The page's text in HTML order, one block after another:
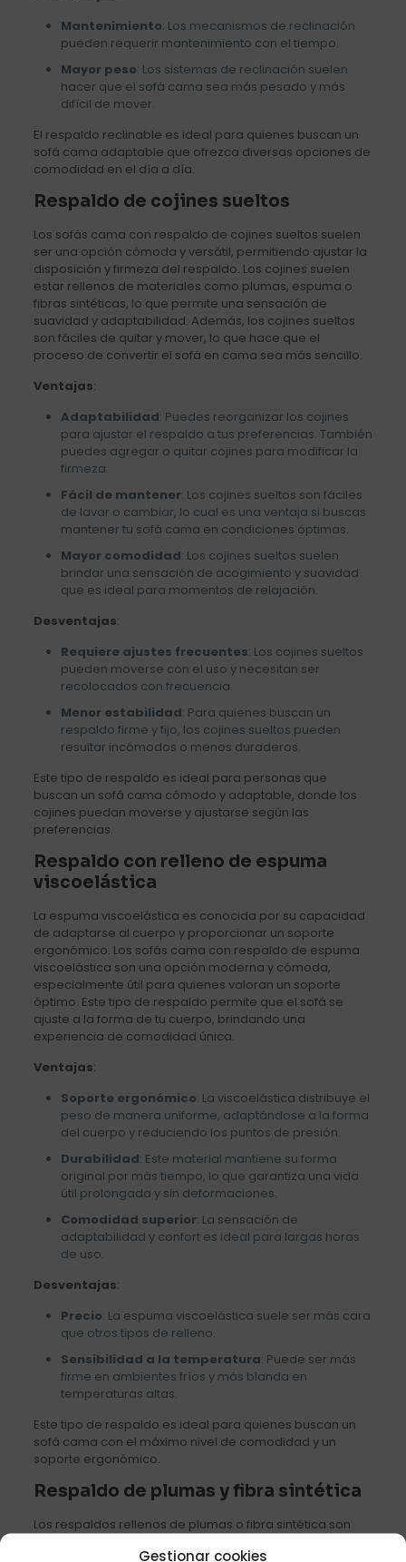
Gestionar cookies
Mantenimiento: Los mecanismos de reclinación
pueden requerir mantenimiento con el tiempo.
Mayor peso: Los sistemas de reclinación suelen
hacer que el sofá cama sea más pesado y más
difícil de mover.
El respaldo reclinable es ideal para quienes buscan un
sofá cama adaptable que ofrezca diversas opciones de
comodidad en el día a día.
Respaldo de cojines sueltos
Los sofás cama con respaldo de cojines sueltos suelen
ser una opción cómoda y versátil, permitiendo ajustar la
disposición y firmeza del respaldo. Los cojines suelen
estar rellenos de materiales como plumas, espuma o
fibras sintéticas, lo que permite una sensación de
suavidad y adaptabilidad. Además, los cojines sueltos
son fáciles de quitar y mover, lo que hace que el
proceso de convertir el sofá en cama sea más sencillo.
Ventajas:
Adaptabilidad: Puedes reorganizar los cojines
para ajustar el respaldo a tus preferencias. También
puedes agregar o quitar cojines para modificar la
firmeza.
Fácil de mantener: Los cojines sueltos son fáciles
de lavar o cambiar, lo cual es una ventaja si buscas
mantener tu sofá cama en condiciones óptimas.
Mayor comodidad: Los cojines sueltos suelen
brindar una sensación de acogimiento y suavidad
que es ideal para momentos de relajación.
Desventajas:
Requiere ajustes frecuentes: Los cojines sueltos
pueden moverse con el uso y necesitan ser
recolocados con frecuencia.
Menor estabilidad: Para quienes buscan un
respaldo firme y fijo, los cojines sueltos pueden
resultar incómodos o menos duraderos.
Este tipo de respaldo es ideal para personas que
buscan un sofá cama cómodo y adaptable, donde los
cojines puedan moverse y ajustarse según las
preferencias.
Respaldo con relleno de espuma
viscoelástica
La espuma viscoelástica es conocida por su capacidad
de adaptarse al cuerpo y proporcionar un soporte
ergonómico. Los sofás cama con respaldo de espuma
viscoelástica son una opción moderna y cómoda,
especialmente útil para quienes valoran un soporte
óptimo. Este tipo de respaldo permite que el sofá se
ajuste a la forma de tu cuerpo, brindando una
experiencia de comodidad única.
Ventajas:
Soporte ergonómico: La viscoelástica distribuye el
peso de manera uniforme, adaptándose a la forma
del cuerpo y reduciendo los puntos de presión.
Durabilidad: Este material mantiene su forma
original por más tiempo, lo que garantiza una vida
útil prolongada y sin deformaciones.
Comodidad superior: La sensación de
adaptabilidad y confort es ideal para largas horas
de uso.
Desventajas:
Precio: La espuma viscoelástica suele ser más cara
que otros tipos de relleno.
Sensibilidad a la temperatura: Puede ser más
firme en ambientes fríos y más blanda en
temperaturas altas.
Este tipo de respaldo es ideal para quienes buscan un
sofá cama con el máximo nivel de comodidad y un
soporte ergonómico.
Respaldo de plumas y fibra sintética
Los respaldos rellenos de plumas o fibra sintética son
sofás cama con este tipo de respaldo ofrecen una